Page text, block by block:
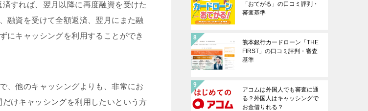
すれば、翌月以降に再度融資を受けた
融資を受けて全額返済、翌月にまた融
にキャッシングを利用することができ
、他のキャッシングよりも、非常にお
けキャッシングを利用したいという方
「おてがる」の口コミ評判・
審査基準
熊本銀行カードローン「THE
FIRST」の口コミ評判・審査
基準
アコムは外国人でも審査に通
る？外国人はキャッシングで
お金借りれる？